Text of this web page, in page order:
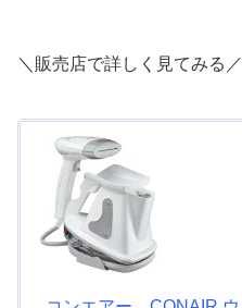
＼販売店で詳しく見てみる／